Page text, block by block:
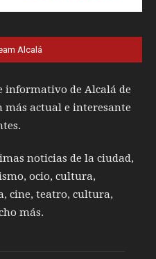
Alcalá
informativo de Alcalá de
más actual e interesante
noticias de la ciudad,
ocio, cultura,
cine, teatro, cultura,
más.